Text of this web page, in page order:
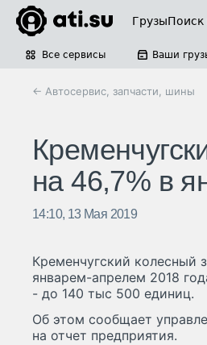
ГрузыПоиск
Все сервисы Ваши
← Автосервис, запчасти, шины
на 46,7% в
14:10, 13 Мая 2019
Кременчугский колесный
январем-апрелем 2018
- до 140 тыс 500 единиц.
Об этом сообщает
на отчет предприятия.